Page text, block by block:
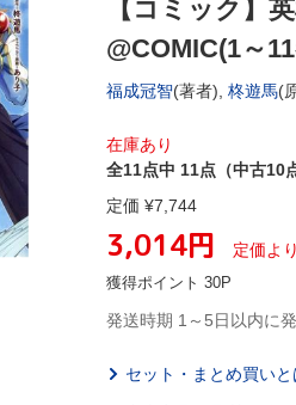
【コミック】
@COMIC(1～
福成冠智(著者), 柊遊馬(
在庫あり
全11点中 11点（中古10
定価 ¥7,744
3,014円 定価より
獲得ポイント 30P
発送時期 1～5日以内に
セット・まとめ買いと